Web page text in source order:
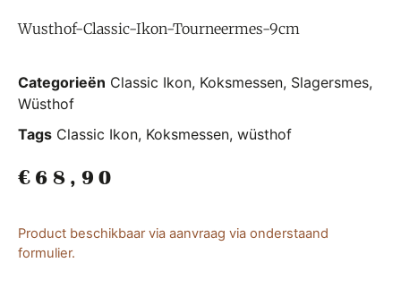
Wusthof-Classic-Ikon-Tourneermes-9cm
Categorieën Classic Ikon, Koksmessen, Slagersmes,
Wüsthof
Tags Classic Ikon, Koksmessen, wüsthof
€ 68,90
Product beschikbaar via aanvraag via onderstaand
formulier.